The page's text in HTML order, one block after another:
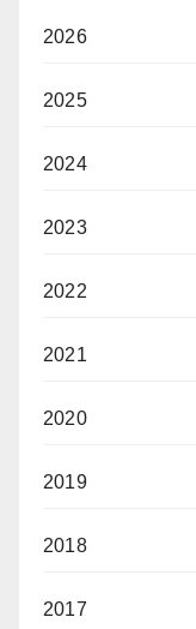
2026
2025
2024
2023
2022
2021
2020
2019
2018
2017